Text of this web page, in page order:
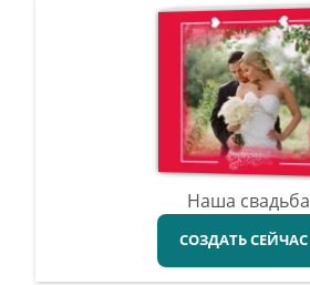
Наша свадьба
СОЗДАТЬ СЕЙЧАС